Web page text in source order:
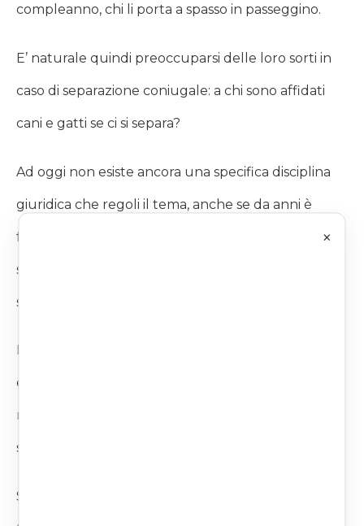
compleanno, chi li porta a spasso in passeggino.
E’ naturale quindi preoccuparsi delle loro sorti in
caso di separazione coniugale: a chi sono affidati
cani e gatti se ci si separa?
Ad oggi non esiste ancora una specifica disciplina
giuridica che regoli il tema, anche se da anni è
ferma in Parlamento una proposta di legge
sull’affido degli animali domestici in caso di
separazione.
ed il contributo alle spese di cane o gatto
mediante scrittura privata o con una clausola della
separazione consensuale.
Se però i coniugi (o i conviventi) non riescono a
×